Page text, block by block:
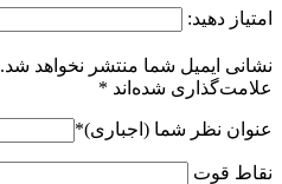
امتیاز دهید:
نشانی ایمیل شما منتشر نخواهد شد.
علامت‌گذاری شده‌اند *
عنوان نظر شما (اجباری)*
نقاط قوت